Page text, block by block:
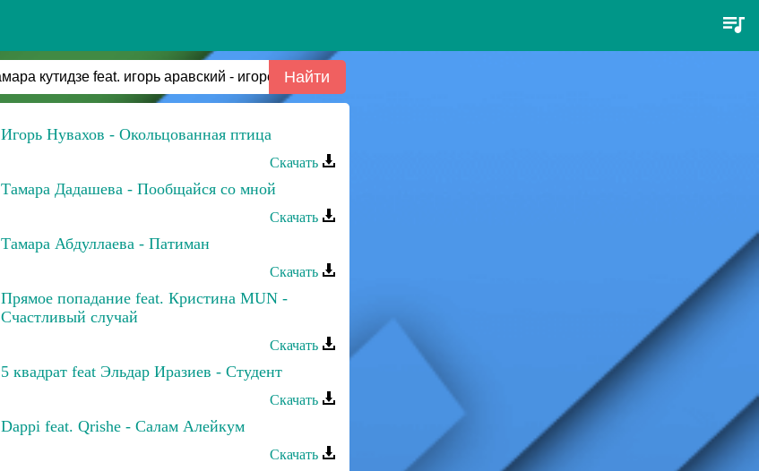
Игорь Нувахов - Окольцованная птица
Скачать
Тамара Дадашева - Пообщайся со мной
Скачать
Тамара Абдуллаева - Патиман
Скачать
Прямое попадание feat. Кристина MUN -
Счастливый случай
Скачать
5 квадрат feat Эльдар Иразиев - Студент
Скачать
Dappi feat. Qrishe - Салам Алейкум
Скачать